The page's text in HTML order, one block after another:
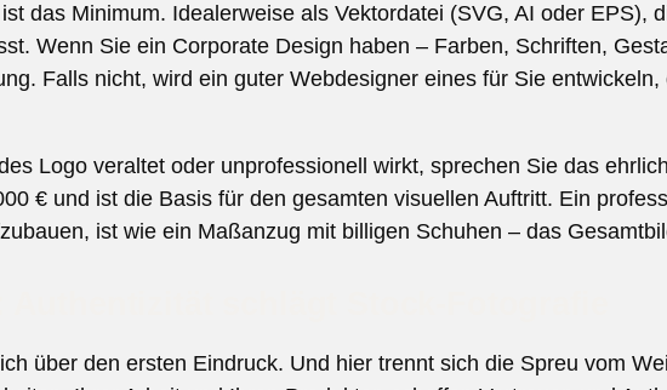
das Minimum. Idealerweise als Vektordatei (SVG, AI oder EPS),
Wenn Sie ein Corporate Design haben – Farben, Schriften,
Falls nicht, wird ein guter Webdesigner eines für Sie entwickeln,
Logo veraltet oder unprofessionell wirkt, sprechen Sie das
€ und ist die Basis für den gesamten visuellen Auftritt. Ein
ist wie ein Maßanzug mit billigen Schuhen – das
über den ersten Eindruck. Und hier trennt sich die Spreu vom